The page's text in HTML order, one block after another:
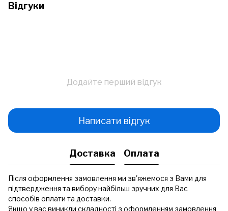
Відгуки
Додайте перший відгук
Написати відгук
Доставка Оплата
Після оформлення замовлення ми зв'яжемося з Вами для
підтвердження та вибору найбільш зручних для Вас
способів оплати та доставки.
Якщо у вас виникли складності з оформленням замовлення